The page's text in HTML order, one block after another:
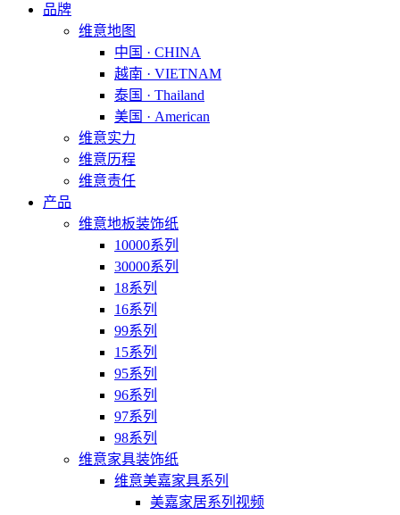
品牌
维意地图
中国 · CHINA
越南 · VIETNAM
泰国 · Thailand
美国 · American
维意实力
维意历程
维意责任
产品
维意地板装饰纸
10000系列
30000系列
18系列
16系列
99系列
15系列
95系列
96系列
97系列
98系列
维意家具装饰纸
维意美嘉家具系列
美嘉家居系列视频